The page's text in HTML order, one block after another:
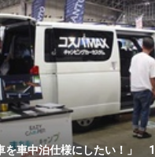
を車中泊仕様にしたい！」